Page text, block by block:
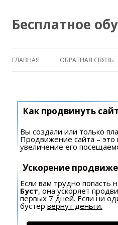
Бесплатное
ГЛАВНАЯ ОБРАТНАЯ СВЯЗЬ
Как продвинуть
Вы создали или только
Продвижение сайта – это
увеличение его
Ускорение
Если вам трудно попасть
Буст, она ускоряет
первых 7 дней. Если ни
бустер вернут деньги.